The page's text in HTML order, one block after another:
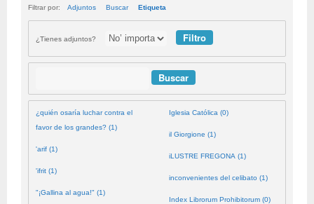
Filtrar por: Adjuntos Buscar Etiqueta
¿Tienes adjuntos?
¿quién osaría luchar contra el
favor de los grandes? (1)
'arif (1)
'ifrit (1)
"¡Gallina al agua!" (1)
Iglesia Católica (0)
il Giorgione (1)
iLUSTRE FREGONA (1)
inconvenientes del celibato (1)
Index Librorum Prohibitorum (0)